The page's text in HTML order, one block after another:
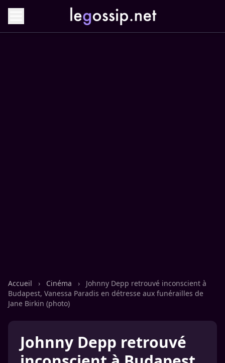
Accueil › Cinéma ›
Johnny Depp retrouvé inconscient à
Budapest, Vanessa Paradis en détresse aux funérailles de
Jane Birkin (photo)
Johnny Depp retrouvé